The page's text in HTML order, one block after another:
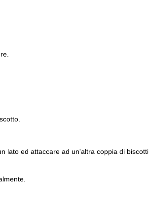
lato ed attaccare ad un'altra coppia di biscotti,